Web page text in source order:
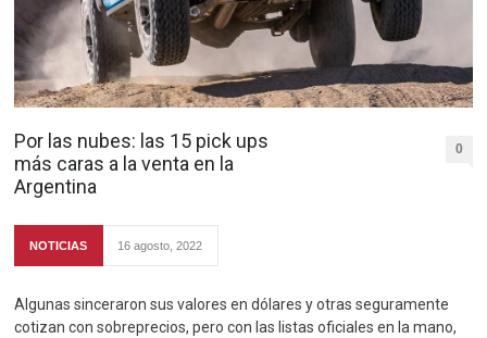
Por las nubes: las 15 pick ups
más caras a la venta en la
Argentina
0
NOTICIAS 16 agosto, 2022
Algunas sinceraron sus valores en dólares y otras seguramente
cotizan con sobreprecios, pero con las listas oficiales en la mano,